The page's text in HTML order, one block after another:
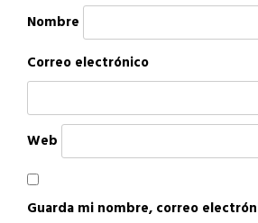
Nombre
Correo electrónico
Web
Guarda mi nombre, correo